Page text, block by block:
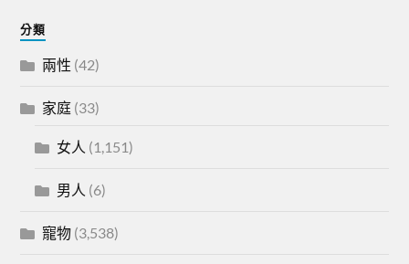
分類
兩性 (42)
家庭 (33)
女人 (1,151)
男人 (6)
寵物 (3,538)